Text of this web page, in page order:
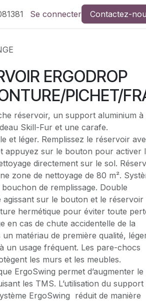
Se connecter Contactez-
ERGODROP
PICHET/
réservoir, un support aluminium à
Skill-Fur et une carafe.
et léger. Remplissez le réservoir
appuyez sur le bouton pour activer
directement sur le sol.
zone de nettoyage de 80 m².
de remplissage. Double
agissant sur le bouton et le réservoir
hermétique pour éviter toute
en cas de chute accidentelle de la
matériau de première qualité,
un usage fréquent. Les pare-chocs
les murs et les meubles.
ErgoSwing permet d’augmenter le
les TMS. L’utilisation du support
ErgoSwing réduit de manière